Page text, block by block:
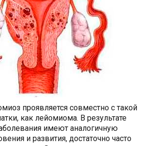
проявляется совместно с такой
как лейомиома. В результате
имеют аналогичную
и развития, достаточно часто